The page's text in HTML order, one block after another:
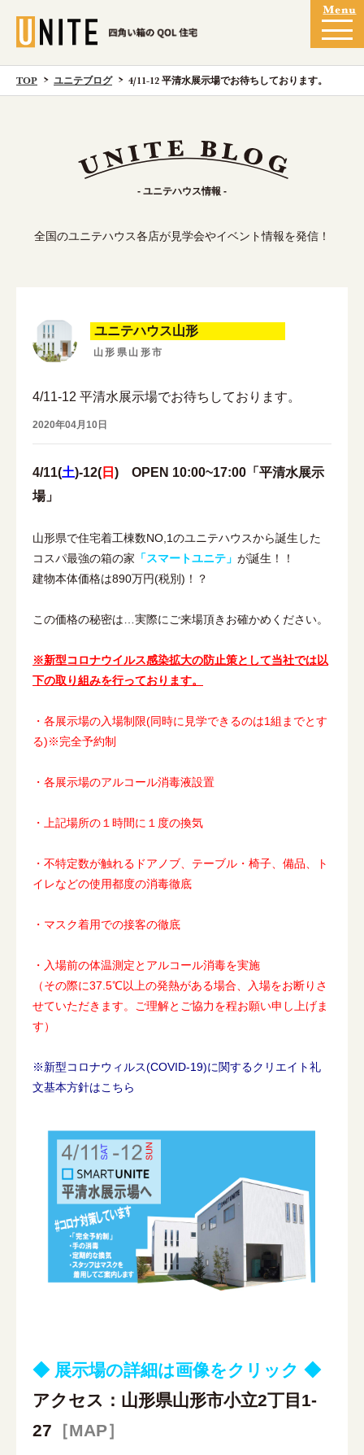
TOP ユニテブログ 4/11-12 平清水展示場でお待ちしております。
- ユニテハウス情報 -
全国のユニテハウス各店が見学会やイベント情報を発信！
ユニテハウス山形
山形県山形市
4/11-12 平清水展示場でお待ちしております。
2020年04月10日
4/11(土)-12(日) OPEN 10:00~17:00「平清水展示
場」
山形県で住宅着工棟数NO,1のユニテハウスから誕生した
コスパ最強の箱の家 「スマートユニテ」 が誕生！！
建物本体価格は890万円(税別)！？
この価格の秘密は…実際にご来場頂きお確かめください。
※新型コロナウイルス感染拡大の防止策として当社では以
下の取り組みを行っております。
・各展示場の入場制限(同時に見学できるのは1組までとす
る)※完全予約制
・各展示場のアルコール消毒液設置
・上記場所の１時間に１度の換気
・不特定数が触れるドアノブ、テーブル・椅子、備品、ト
イレなどの使用都度の消毒徹底
・マスク着用での接客の徹底
・入場前の体温測定とアルコール消毒を実施
（その際に37.5℃以上の発熱がある場合、入場をお断りさ
せていただきます。ご理解とご協力を程お願い申し上げま
す）
※新型コロナウィルス(COVID-19)に関するクリエイト礼
文基本方針はこちら
◆ 展示場の詳細は画像をクリック ◆
アクセス：山形県山形市小立2丁目1-
27 ［MAP］